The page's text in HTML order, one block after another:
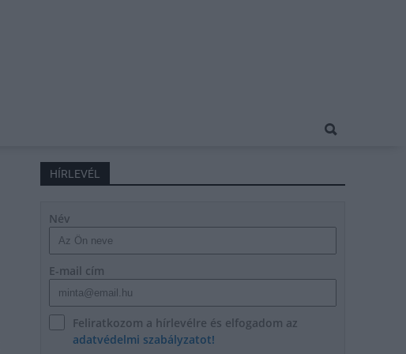
HÍRLEVÉL
Név
E-mail cím
Feliratkozom a hírlevélre és elfogadom az
adatvédelmi szabályzatot!